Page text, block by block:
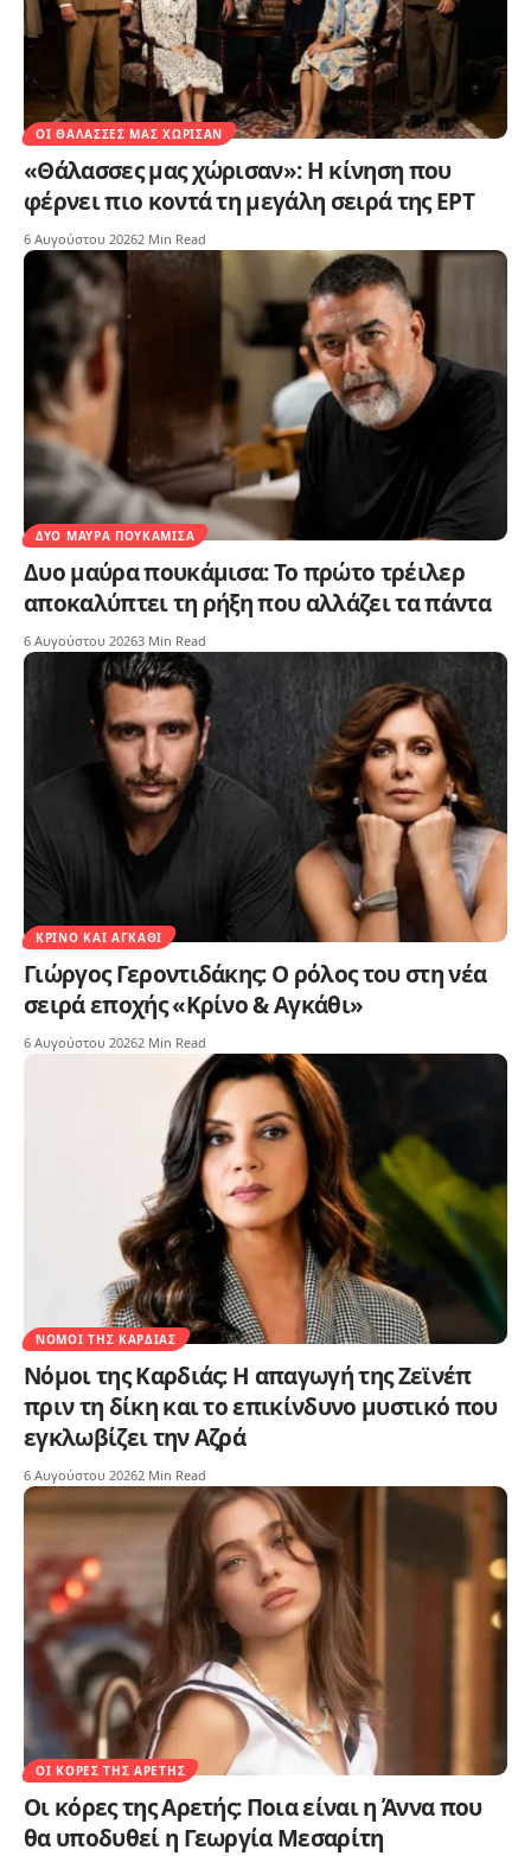
ΟΙ ΘΆΛΑΣΣΕΣ ΜΑΣ ΧΏΡΙΣΑΝ
«Θάλασσες μας χώρισαν»: Η κίνηση που
φέρνει πιο κοντά τη μεγάλη σειρά της ΕΡΤ
6 Αυγούστου 20262 Min Read
ΔΥΟ ΜΑΎΡΑ ΠΟΥΚΆΜΙΣΑ
Δυο μαύρα πουκάμισα: Το πρώτο τρέιλερ
αποκαλύπτει τη ρήξη που αλλάζει τα πάντα
6 Αυγούστου 20263 Min Read
ΚΡΊΝΟ ΚΑΙ ΑΓΚΆΘΙ
Γιώργος Γεροντιδάκης: Ο ρόλος του στη νέα
σειρά εποχής «Κρίνο & Αγκάθι»
6 Αυγούστου 20262 Min Read
ΝΌΜΟΙ ΤΗΣ ΚΑΡΔΙΆΣ
Νόμοι της Καρδιάς: Η απαγωγή της Ζεϊνέπ
πριν τη δίκη και το επικίνδυνο μυστικό που
εγκλωβίζει την Αζρά
6 Αυγούστου 20262 Min Read
ΟΙ ΚΌΡΕΣ ΤΗΣ ΑΡΕΤΉΣ
Οι κόρες της Αρετής: Ποια είναι η Άννα που
θα υποδυθεί η Γεωργία Μεσαρίτη